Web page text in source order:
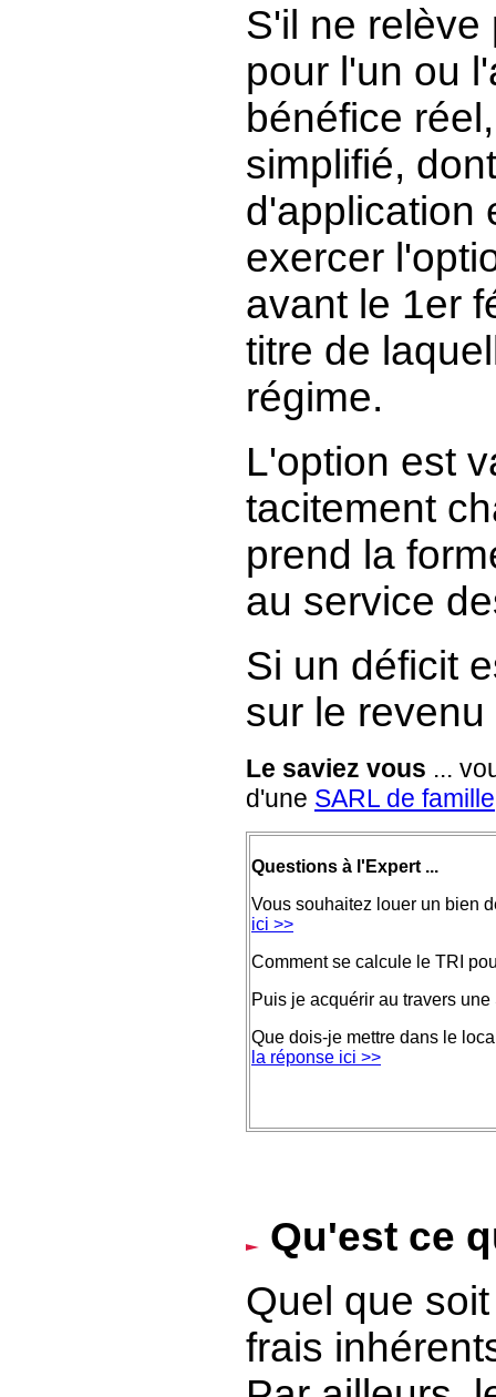
S'il ne relève
pour l'un ou
bénéfice
simplifié,
d'application
exercer
avant le 1er
titre de
régime.
L'option est
tacitement
prend la
au service
Si un déficit
sur le
Le saviez vous ...
d'une SARL de famille
Questions à l'Expert ...
Vous souhaitez louer un bien
ici >>
Comment se calcule le TRI
Puis je acquérir au travers
Que dois-je mettre dans le
la réponse ici >>
Qu'est ce
Quel que
frais